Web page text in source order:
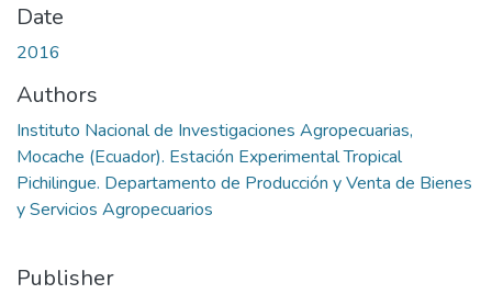
Date
2016
Authors
Instituto Nacional de Investigaciones Agropecuarias,
Mocache (Ecuador). Estación Experimental Tropical
Pichilingue. Departamento de Producción y Venta de Bienes
y Servicios Agropecuarios
Publisher